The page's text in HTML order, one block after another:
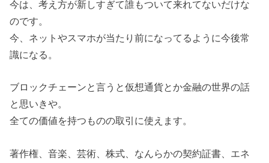
今は、考え方が新しすぎて誰もついて来れてないだけな
のです。
今、ネットやスマホが当たり前になってるように今後常
識になる。
ブロックチェーンと言うと仮想通貨とか金融の世界の話
と思いきや。
全ての価値を持つものの取引に使えます。
著作権、音楽、芸術、株式、なんらかの契約証書、エネ